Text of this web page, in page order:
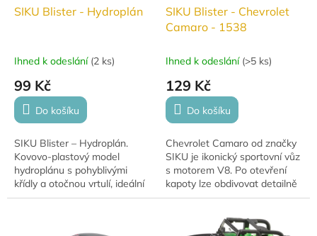
SIKU Blister - Hydroplán
Ihned k odeslání (2 ks)
99 Kč
Do košíku
SIKU Blister – Hydroplán.
Kovovo-plastový model
hydroplánu s pohyblivými
křídly a otočnou vrtulí, ideální
pro hraní i sběratelské účely.
SIKU Blister - Chevrolet
Camaro - 1538
Ihned k odeslání (>5 ks)
129 Kč
Do košíku
Chevrolet Camaro od značky
SIKU je ikonický sportovní vůz
s motorem V8. Po otevření
kapoty lze obdivovat detailně
propracovaný motor. Model